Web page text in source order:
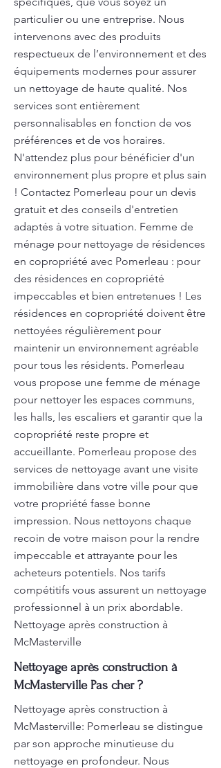
particulier ou une entreprise. Nous
intervenons avec des produits
respectueux de l’environnement et des
équipements modernes pour assurer
un nettoyage de haute qualité. Nos
services sont entièrement
personnalisables en fonction de vos
préférences et de vos horaires.
N'attendez plus pour bénéficier d'un
environnement plus propre et plus sain
! Contactez Pomerleau pour un devis
gratuit et des conseils d'entretien
adaptés à votre situation. Femme de
ménage pour nettoyage de résidences
en copropriété avec Pomerleau : pour
des résidences en copropriété
impeccables et bien entretenues ! Les
résidences en copropriété doivent être
nettoyées régulièrement pour
maintenir un environnement agréable
pour tous les résidents. Pomerleau
vous propose une femme de ménage
pour nettoyer les espaces communs,
les halls, les escaliers et garantir que la
copropriété reste propre et
accueillante. Pomerleau propose des
services de nettoyage avant une visite
immobilière dans votre ville pour que
votre propriété fasse bonne
impression. Nous nettoyons chaque
recoin de votre maison pour la rendre
impeccable et attrayante pour les
acheteurs potentiels. Nos tarifs
compétitifs vous assurent un nettoyage
professionnel à un prix abordable.
Nettoyage après construction à
McMasterville
Nettoyage après construction à
McMasterville Pas cher ?
Nettoyage après construction à
McMasterville: Pomerleau se distingue
par son approche minutieuse du
nettoyage en profondeur. Nous